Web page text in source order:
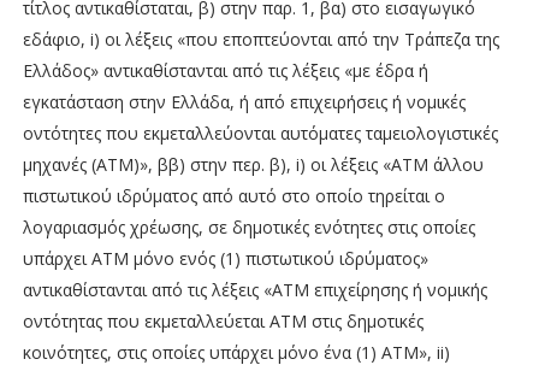
τίτλος αντικαθίσταται, β) στην παρ. 1, βα) στο εισαγωγικό
εδάφιο, i) οι λέξεις «που εποπτεύονται από την Τράπεζα της
Ελλάδος» αντικαθίστανται από τις λέξεις «με έδρα ή
εγκατάσταση στην Ελλάδα, ή από επιχειρήσεις ή νομικές
οντότητες που εκμεταλλεύονται αυτόματες ταμειολογιστικές
μηχανές (ΑΤΜ)», ββ) στην περ. β), i) οι λέξεις «ΑΤΜ άλλου
πιστωτικού ιδρύματος από αυτό στο οποίο τηρείται ο
λογαριασμός χρέωσης, σε δημοτικές ενότητες στις οποίες
υπάρχει ΑΤΜ μόνο ενός (1) πιστωτικού ιδρύματος»
αντικαθίστανται από τις λέξεις «ΑΤΜ επιχείρησης ή νομικής
οντότητας που εκμεταλλεύεται ΑΤΜ στις δημοτικές
κοινότητες, στις οποίες υπάρχει μόνο ένα (1) ΑΤΜ», ii)